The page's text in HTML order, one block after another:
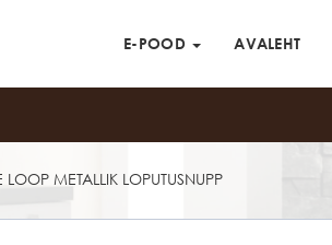
E-POOD AVALEHT
LOOP METALLIK LOPUTUSNUPP